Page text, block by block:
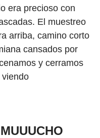
era precioso con
El muestreo
arriba, camino corto
cansados por
y cerramos
viendo